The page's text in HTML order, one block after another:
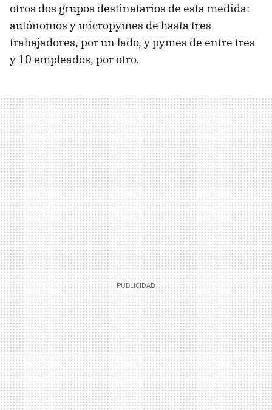
otros dos grupos destinatarios de esta medida:
autónomos y micropymes de hasta tres
trabajadores, por un lado, y pymes de entre tres
y 10 empleados, por otro.